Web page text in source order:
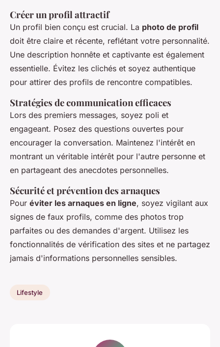
Créer un profil attractif
Un profil bien conçu est crucial. La photo de profil
doit être claire et récente, reflétant votre personnalité.
Une description honnête et captivante est également
essentielle. Évitez les clichés et soyez authentique
pour attirer des profils de rencontre compatibles.
Stratégies de communication efficaces
Lors des premiers messages, soyez poli et
engageant. Posez des questions ouvertes pour
encourager la conversation. Maintenez l'intérêt en
montrant un véritable intérêt pour l'autre personne et
en partageant des anecdotes personnelles.
Sécurité et prévention des arnaques
Pour éviter les arnaques en ligne, soyez vigilant aux
signes de faux profils, comme des photos trop
parfaites ou des demandes d'argent. Utilisez les
fonctionnalités de vérification des sites et ne partagez
jamais d'informations personnelles sensibles.
Lifestyle